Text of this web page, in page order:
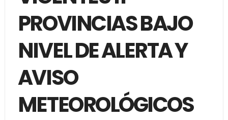
PROVINCIAS BAJO
NIVEL DE ALERTA Y
AVISO
METEOROLÓGICOS